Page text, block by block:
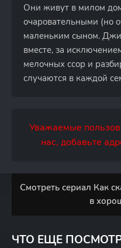
Они живут в милом
очаровательными (но
маленьким сыном.
вместе, за
мелочных ссор и
случаются в каждой
Уважаемые
нас, добавьте
Смотреть сериал Как
в
ЧТО ЕЩЕ